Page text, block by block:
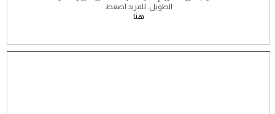
الطويل. للمزيد اضغط
هنا